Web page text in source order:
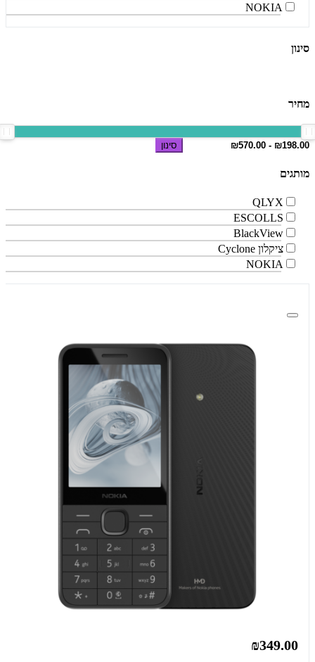
NOKIA
סינון
מחיר
סינון
מותגים
QLYX
ESCOLLS
BlackView
ציקלון Cyclone
NOKIA
₪349.00